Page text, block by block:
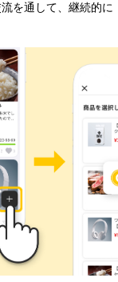
を通して、継続的に